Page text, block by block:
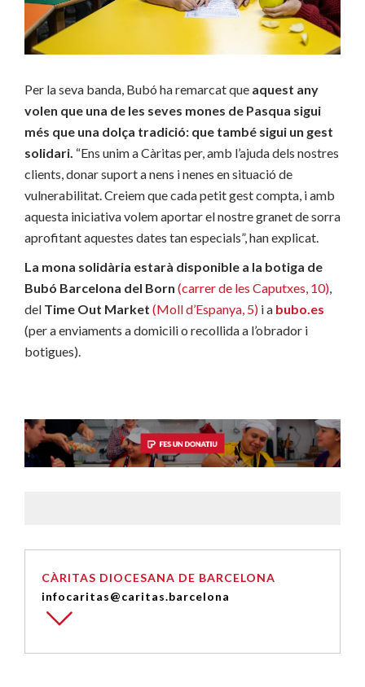
Per la seva banda, Bubó ha remarcat que aquest any
volen que una de les seves mones de Pasqua sigui
més que una dolça tradició: que també sigui un gest
solidari. “Ens unim a Càritas per, amb l’ajuda dels nostres
clients, donar suport a nens i nenes en situació de
vulnerabilitat. Creiem que cada petit gest compta, i amb
aquesta iniciativa volem aportar el nostre granet de sorra
aprofitant aquestes dates tan especials”, han explicat.
La mona solidària estarà disponible a la botiga de
Bubó Barcelona del Born (carrer de les Caputxes, 10)
del Time Out Market (Moll d’Espanya, 5) i a bubo.es
(per a enviaments a domicili o recollida a l’obrador i
botigues).
CÀRITAS DIOCESANA DE BARCELONA
infocaritas@caritas.barcelona